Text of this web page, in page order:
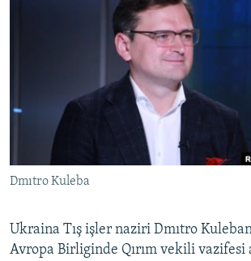
Русский
Українською
Dmıtro Kuleba
Ukraina Tış işler naziri Dmıtro
Avropa Birliginde Qırım vekili vazifesi